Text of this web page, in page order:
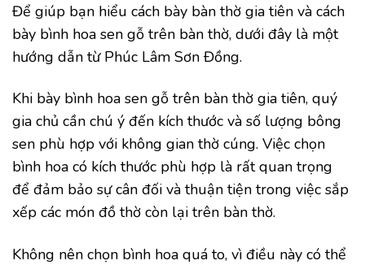
Để giúp bạn hiểu cách bày bàn thờ gia tiên và cách
bày bình hoa sen gỗ trên bàn thờ, dưới đây là một
hướng dẫn từ Phúc Lâm Sơn Đồng.
Khi bày bình hoa sen gỗ trên bàn thờ gia tiên, quý
gia chủ cần chú ý đến kích thước và số lượng bông
sen phù hợp với không gian thờ cúng. Việc chọn
bình hoa có kích thước phù hợp là rất quan trọng
để đảm bảo sự cân đối và thuận tiện trong việc sắp
xếp các món đồ thờ còn lại trên bàn thờ.
Không nên chọn bình hoa quá to, vì điều này có thể